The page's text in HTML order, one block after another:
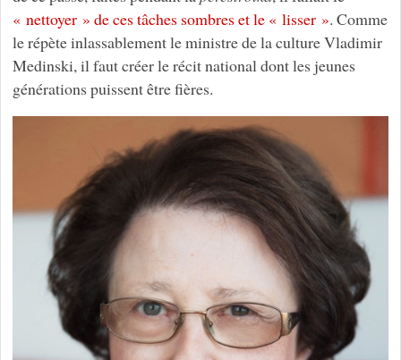
« nettoyer » de ces tâches sombres et le « lisser ». Comme
le répète inlassablement le ministre de la culture Vladimir
Medinski, il faut créer le récit national dont les jeunes
générations puissent être fières.